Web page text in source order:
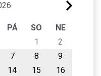
PÁ SO
NE
1
2
7 8
9
14 15
16